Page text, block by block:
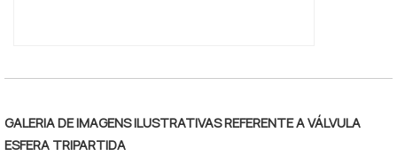
GALERIA DE IMAGENS ILUSTRATIVAS REFERENTE A VÁLVULA
ESFERA TRIPARTIDA